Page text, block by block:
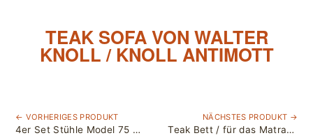
TEAK SOFA VON WALTER
KNOLL / KNOLL ANTIMOTT
← VORHERIGES PRODUKT
4er Set Stühle Model 75 von Niels Otto Møller für J.L. Møllers Møbelfabrik / Teak & Papercord
NÄCHSTES PRODUKT →
Teak Bett / für das Matratzenmaß 200 x 100 cm